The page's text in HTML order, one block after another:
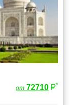
от 72710 *